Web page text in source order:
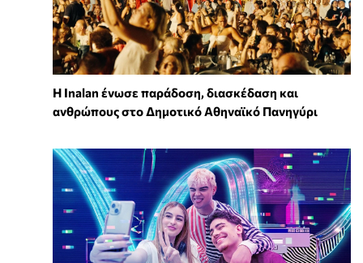
Η Inalan ένωσε παράδοση, διασκέδαση και
ανθρώπους στο Δημοτικό Αθηναϊκό Πανηγύρι